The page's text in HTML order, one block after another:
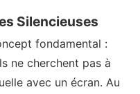
Silencieuses
fondamental :
ne cherchent pas à
avec un écran. Au